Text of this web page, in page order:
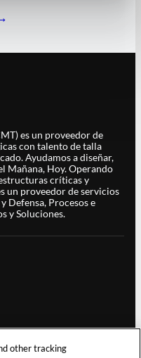
es un proveedor de
con talento de talla
Ayudamos a diseñar,
Mañana, Hoy. Operando
críticas y
un proveedor de servicios
Defensa, Procesos e
y Soluciones.
other tracking